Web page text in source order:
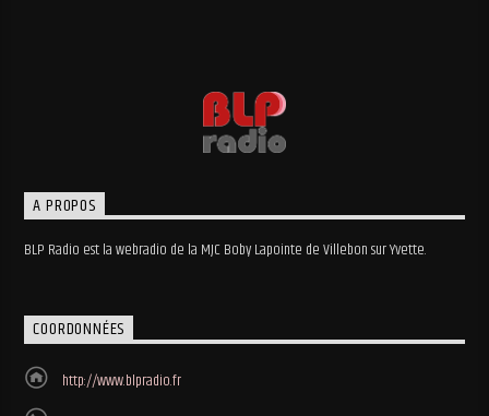
A PROPOS
BLP Radio est la webradio de la MJC Boby Lapointe de Villebon sur Yvette.
COORDONNÉES
http://www.blpradio.fr